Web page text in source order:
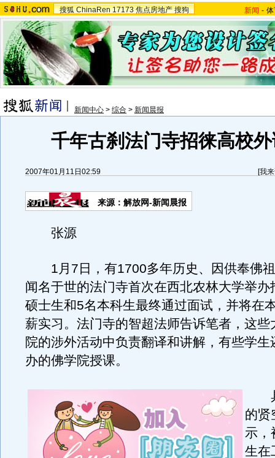
搜狐 ChinaRen 17173 焦点房地产 搜狗 新闻 -
新闻中心 > 综合 > 新闻晨报
千年古刹法门寺招徕高校
2007年01月11日02:59 [我
来源：解放网-新闻晨报
张源
1月7日，有1700多年历史、因供奉佛
闻名于世的法门寺首次在西北农林大学举办
硕士生和5名本科生最终通过面试，并将在
薪实习。法门寺的智超法师告诉笔者，这些
院的涉外活动中负责翻译和讲解，有些学生
办的佛学院授课。
具
的贤
示，
生在